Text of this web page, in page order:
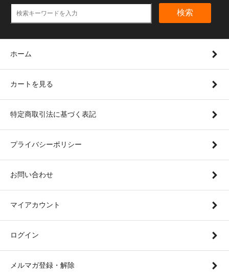
検索
ホーム
カートを見る
特定商取引法に基づく表記
プライバシーポリシー
お問い合わせ
マイアカウント
ログイン
メルマガ登録・解除